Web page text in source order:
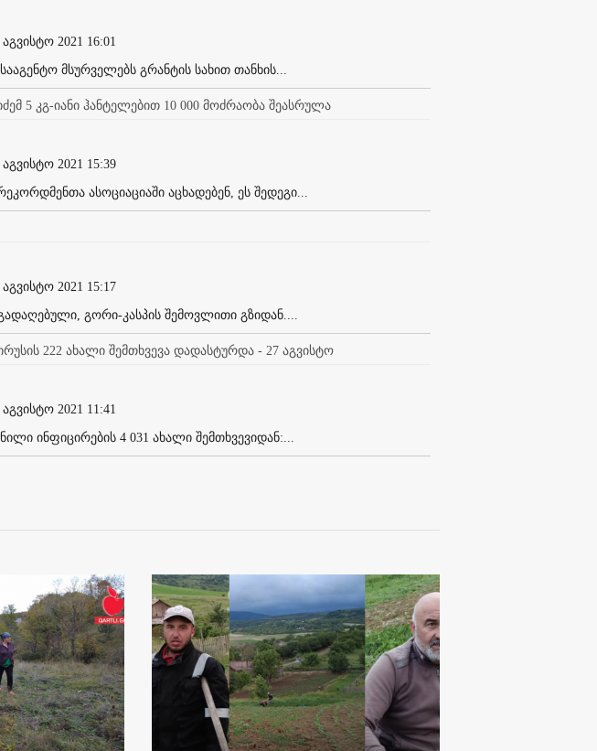
2021 16:01
მსურველებს გრანტის სახით თანხის...
5 კგ-იანი ჰანტელებით 10 000 მოძრაობა შეასრულა
2021 15:39
ასოციაციაში აცხადებენ, ეს შედეგი...
2021 15:17
გორი-კასპის შემოვლითი გზიდან....
222 ახალი შემთხვევა დადასტურდა - 27 აგვისტო
2021 11:41
ინფიცირების 4 031 ახალი შემთხვევიდან:...